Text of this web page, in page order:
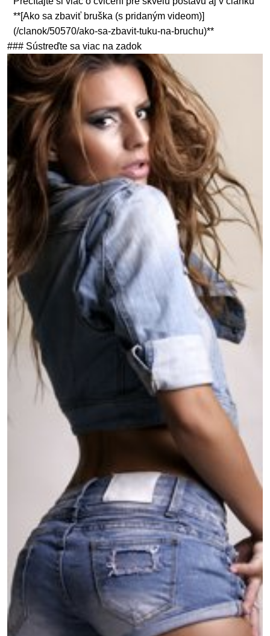
**[Ako sa zbaviť bruška (s pridaným videom)]
(/clanok/50570/ako-sa-zbavit-tuku-na-bruchu)**
### Sústreďte sa viac na zadok